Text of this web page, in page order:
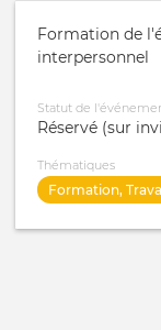
Formation de
interpersonnel
Statut de
Réservé (sur
Thématiques
Formation,